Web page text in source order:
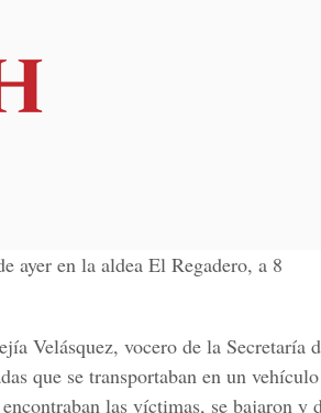
ayer en la aldea El Regadero, a 8
Velásquez, vocero de la Secretaría
que se transportaban en un vehículo
las víctimas, se bajaron y